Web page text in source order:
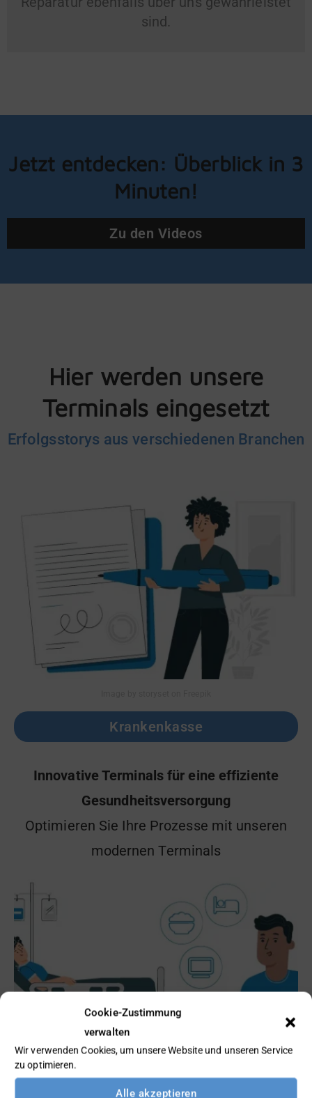
Cookie-Zustimmung
verwalten
Wir verwenden Cookies, um unsere Website und unseren Service
zu optimieren.
Alle akzeptieren
sind.
Jetzt entdecken: Überblick in 3
Minuten!
Zu den Videos
Hier werden unsere
Terminals eingesetzt
Erfolgsstorys aus verschiedenen Branchen
Krankenkasse
Innovative Terminals für eine effiziente
Gesundheitsversorgung
Optimieren Sie Ihre Prozesse mit unseren
modernen Terminals
Image by storyset on Freepik